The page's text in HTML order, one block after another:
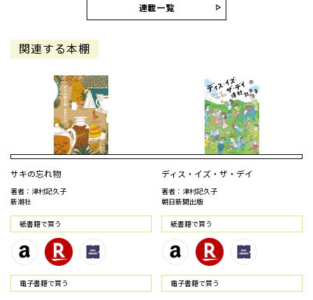
連載一覧
関連する本棚
サキの忘れ物
著者：津村記久子
新潮社
紙書籍で買う
電⼦書籍で買う
ディス・イズ・ザ・デイ
著者：津村記久子
朝日新聞出版
紙書籍で買う
電⼦書籍で買う